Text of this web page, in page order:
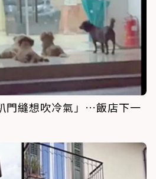
門縫想吹冷氣」…飯店下一